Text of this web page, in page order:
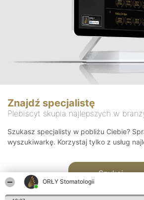
ORŁY Stomatologii
Znajdź specjalistę
Plebiscyt skupia najlepszych w
Szukasz specjalisty w pobliżu Ciebie?
wyszukiwarkę. Korzystaj tylko z usług
Szukaj